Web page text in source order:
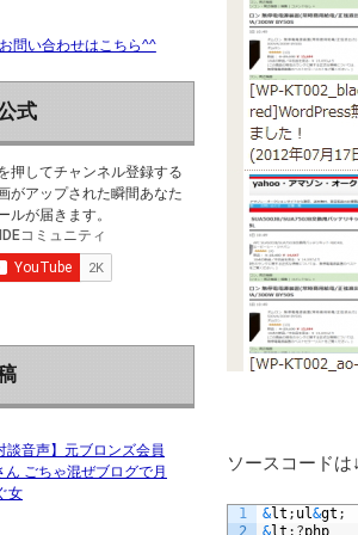
ソースコードは
1
2
&lt ; ul&gt ;
&lt ; ?php
お問い合わせはこちら^^
式
押してチャンネル登録する
がアップされた瞬間あなた
ルが届きます。
談音声】元ブロンズ会員
ん ごちゃ混ぜブログで月
女